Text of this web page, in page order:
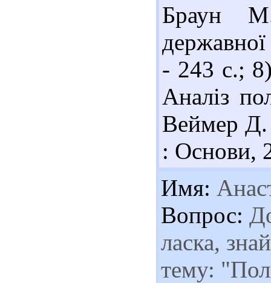
Браун
- 243 с.;
Аналіз
Веймер Д.
: Основи,
Имя:
Вопрос:
ласка,
тему: